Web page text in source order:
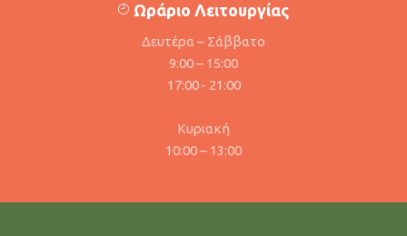
Ωράριο Λειτουργίας
Δευτέρα – Σάββατο
9:00 – 15:00
17:00 - 21:00
Κυριακή
10:00 – 13:00